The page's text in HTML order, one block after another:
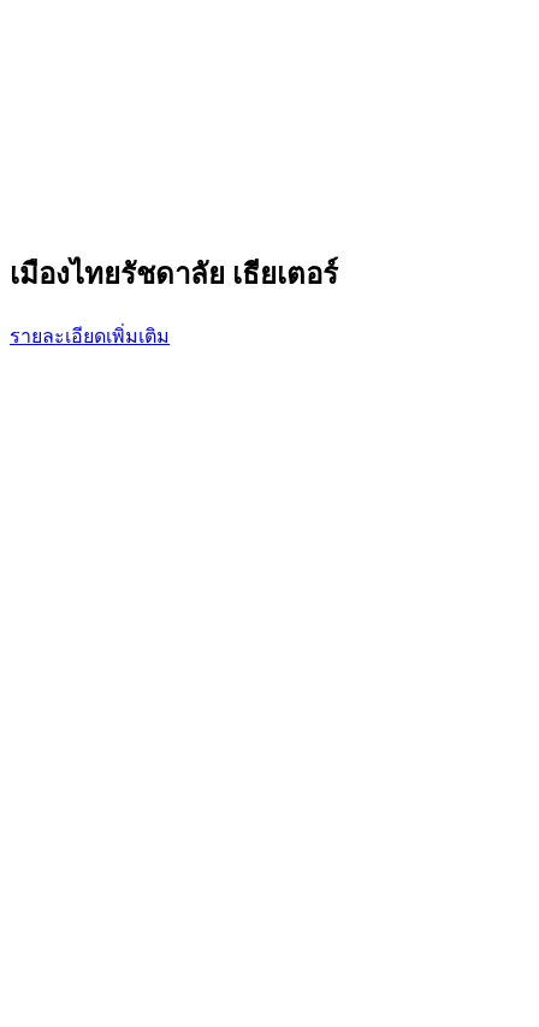
เมืองไทยรัชดาลัย เธียเตอร์
รายละเอียดเพิ่มเติม